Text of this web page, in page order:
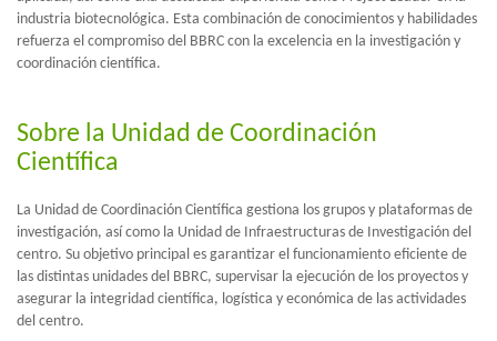
industria biotecnológica. Esta combinación de conocimientos y habilidades
refuerza el compromiso del BBRC con la excelencia en la investigación y
coordinación científica.
Sobre la Unidad de Coordinación
Científica
La Unidad de Coordinación Científica gestiona los grupos y plataformas de
investigación, así como la Unidad de Infraestructuras de Investigación del
centro. Su objetivo principal es garantizar el funcionamiento eficiente de
las distintas unidades del BBRC, supervisar la ejecución de los proyectos y
asegurar la integridad científica, logística y económica de las actividades
del centro.